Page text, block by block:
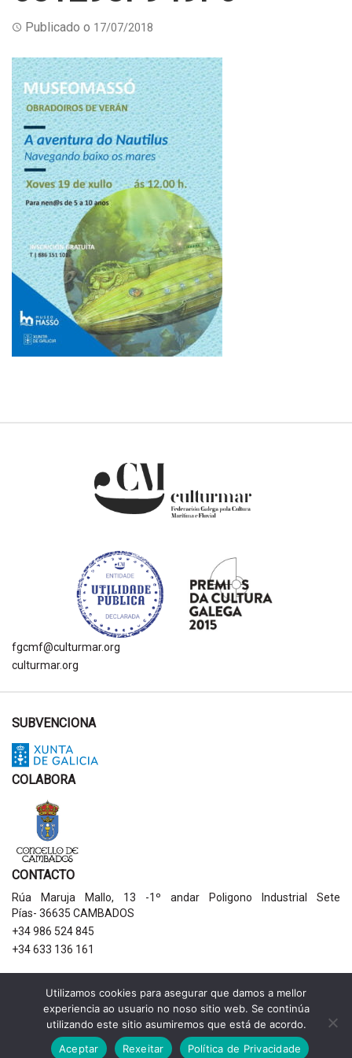
Publicado o 17/07/2018
fgcmf@culturmar.org
culturmar.org
SUBVENCIONA
COLABORA
CONTACTO
Rúa Maruja Mallo, 13 -1º andar Poligono Industrial Sete
Pías- 36635 CAMBADOS
+34 986 524 845
+34 633 136 161
AVISOS LEGAIS
Política de privacidade
Aviso legal
Política de cookies
Utilizamos cookies para asegurar que damos a mellor
experiencia ao usuario no noso sitio web. Se continúa
utilizando este sitio asumiremos que está de acordo.
Aceptar
Rexeitar Política de Privacidade